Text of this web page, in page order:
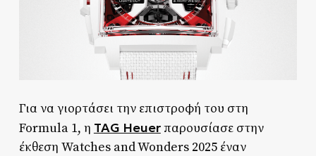
Για να γιορτάσει την επιστροφή του στη
Formula 1, η TAG Heuerπαρουσίασε στην
έκθεση Watches and Wonders 2025 έναν